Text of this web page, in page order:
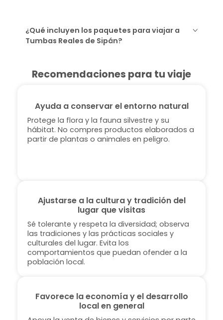
¿Qué incluyen los paquetes para viajar a
Tumbas Reales de Sipán?
Recomendaciones para tu viaje
Ayuda a conservar el entorno natural
Protege la flora y la fauna silvestre y su
hábitat. No compres productos elaborados a
partir de plantas o animales en peligro.
Ajustarse a la cultura y tradición del
lugar que visitas
Sé tolerante y respeta la diversidad; observa
las tradiciones y las prácticas sociales y
culturales del lugar. Evita los
comportamientos que puedan ofender a la
población local.
Favorece la economía y el desarrollo
local en general